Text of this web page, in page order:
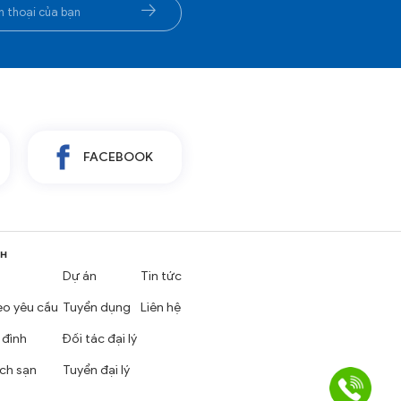
FACEBOOK
yêu cầu
sạn
Dự án
Tuyển dụng
Đối tác đại lý
Tuyển đại lý
Tin tức
Liên hệ